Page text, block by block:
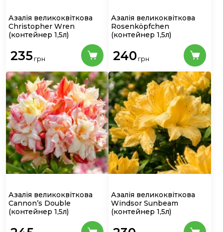
Азалія великоквіткова
Christopher Wren
(контейнер 1,5л)
235 грн
Азалія великоквіткова
Rosenköpfchen
(контейнер 1,5л)
240 грн
Азалія великоквіткова
Cannon’s Double
(контейнер 1,5л)
Азалія великоквіткова
Windsor Sunbeam
(контейнер 1,5л)